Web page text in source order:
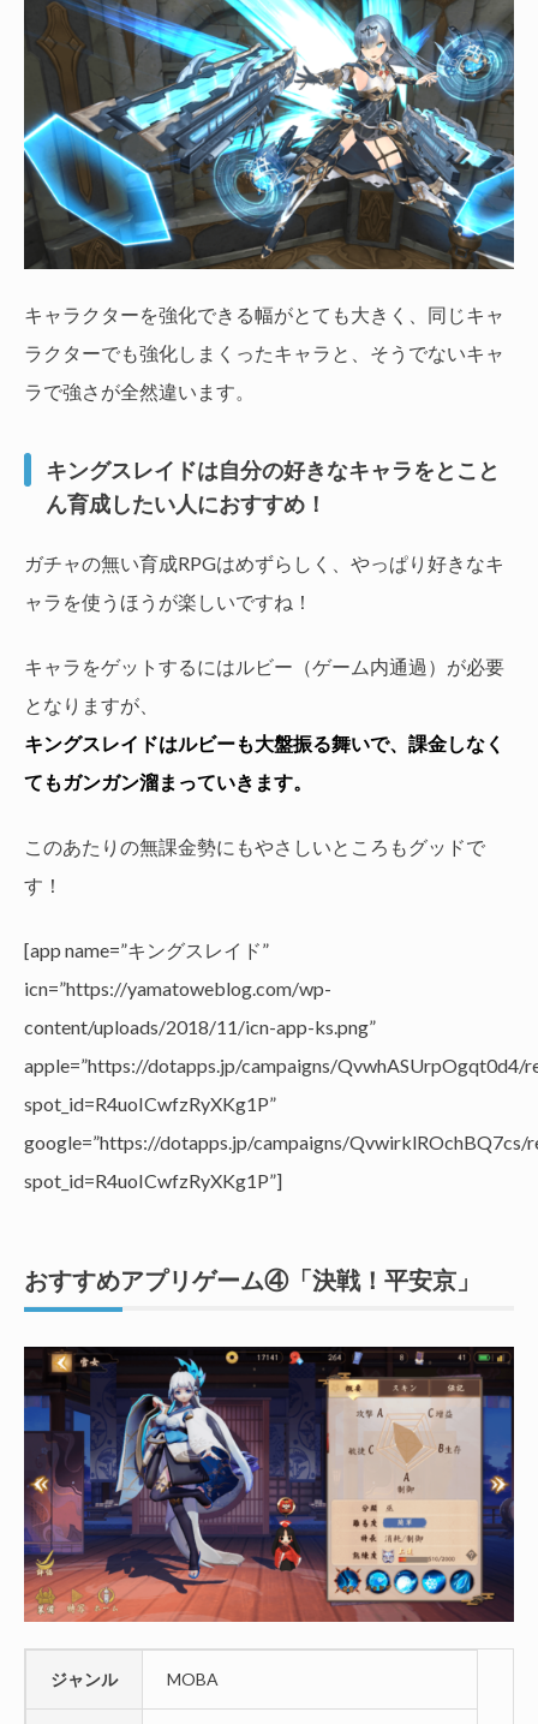
キャラクターを強化できる幅がとても大きく、同じキャ
ラクターでも強化しまくったキャラと、そうでないキャ
ラで強さが全然違います。
キングスレイドは自分の好きなキャラをとこと
ん育成したい人におすすめ！
ガチャの無い育成RPGはめずらしく、やっぱり好きなキ
ャラを使うほうが楽しいですね！
キャラをゲットするにはルビー（ゲーム内通過）が必要
となりますが、
キングスレイドはルビーも大盤振る舞いで、課金しなく
てもガンガン溜まっていきます。
このあたりの無課金勢にもやさしいところもグッドで
す！
[app name=”キングスレイド”
icn=”https://yamatoweblog.com/wp-
content/uploads/2018/11/icn-app-ks.png”
apple=”https://dotapps.jp/campaigns/QvwhASUrpOgqt0d4/
spot_id=R4uoICwfzRyXKg1P”
google=”https://dotapps.jp/campaigns/QvwirklROchBQ7cs/
spot_id=R4uoICwfzRyXKg1P”]
おすすめアプリゲーム④「決戦！平安京」
ジャンル MOBA